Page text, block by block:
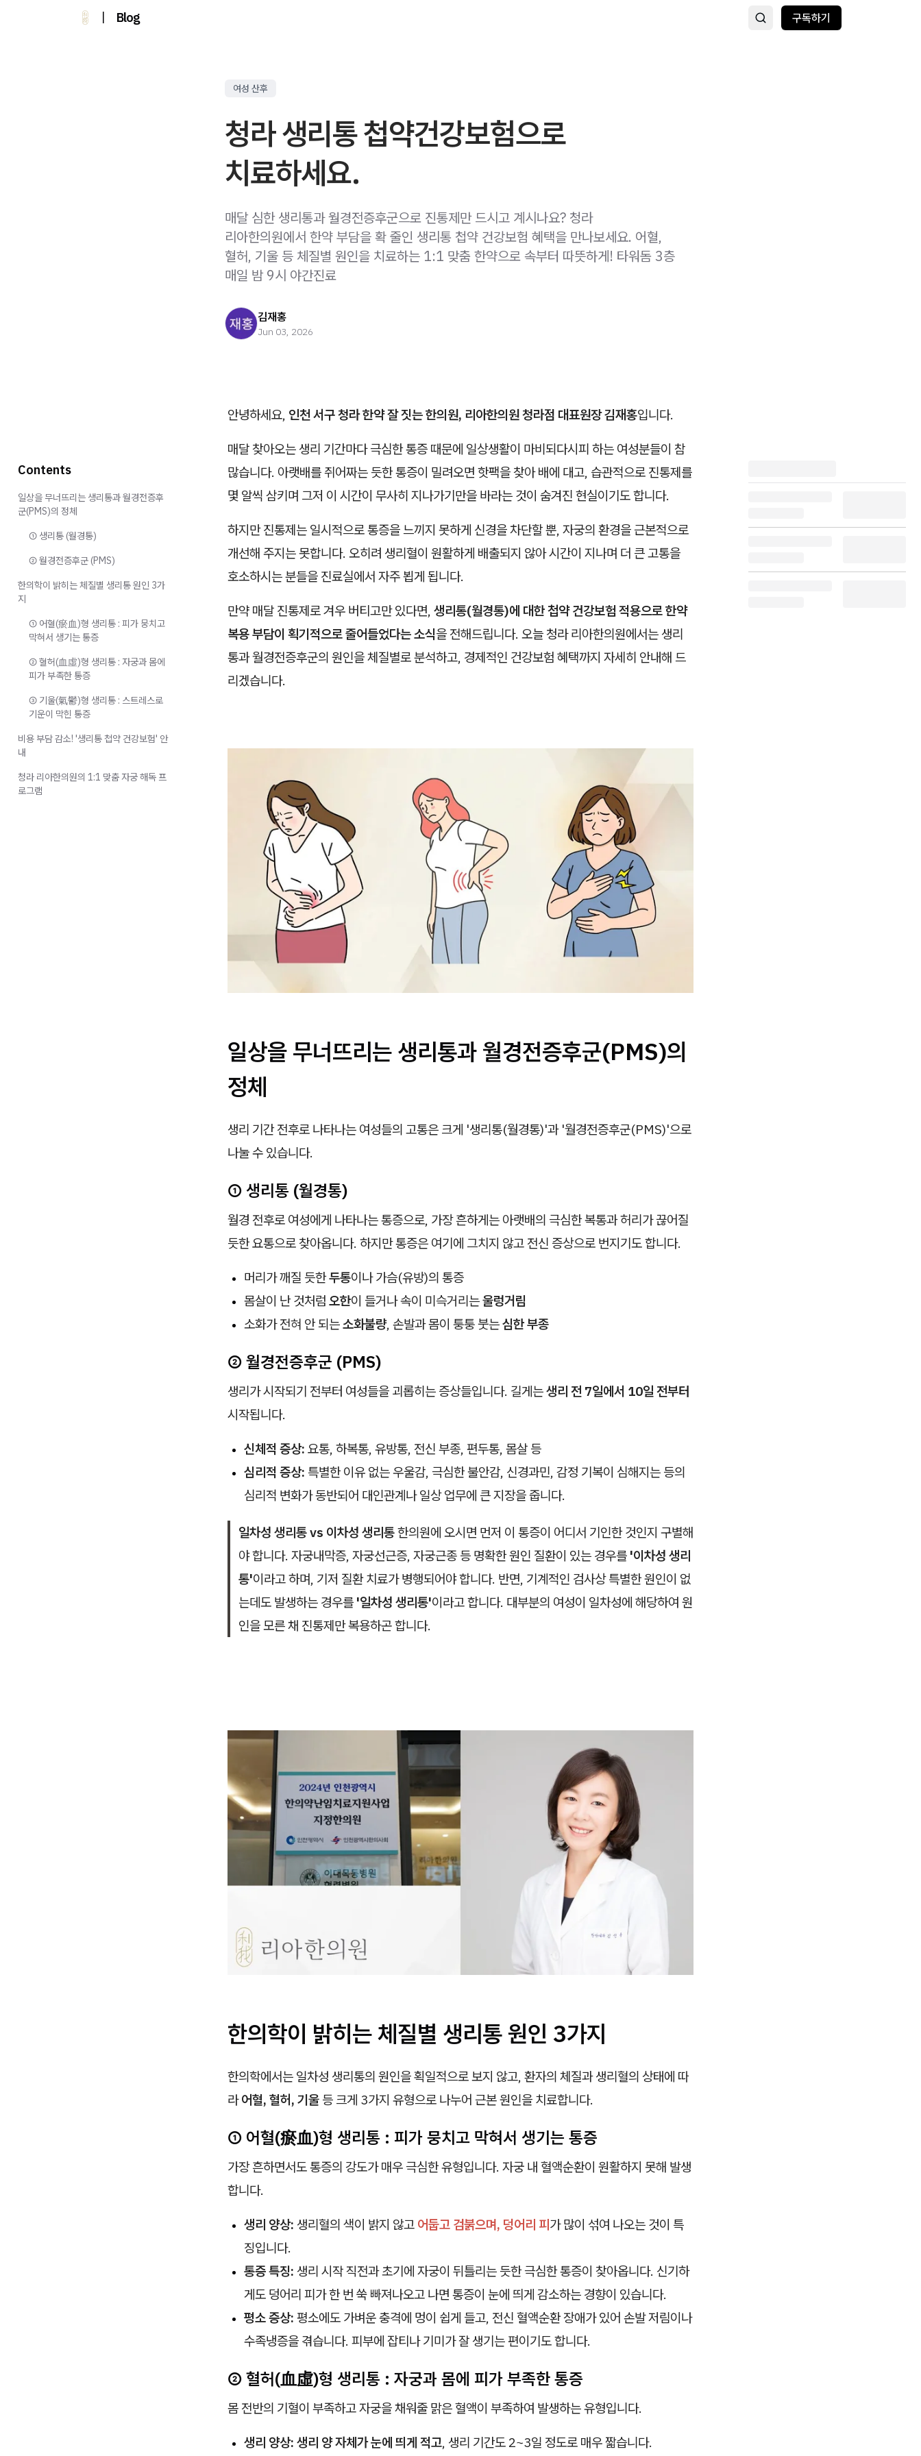
| Blog 구독하기
여성 산후
청라 생리통 첩약건강보험으로
치료하세요.
매달 심한 생리통과 월경전증후군으로 진통제만 드시고 계시나요? 청라
리아한의원에서 한약 부담을 확 줄인 생리통 첩약 건강보험 혜택을 만나보세요. 어혈,
혈허, 기울 등 체질별 원인을 치료하는 1:1 맞춤 한약으로 속부터 따뜻하게! 타워돔 3층
매일 밤 9시 야간진료
김재홍
Jun 03, 2026
안녕하세요, 인천 서구 청라 한약 잘 짓는 한의원, 리아한의원 청라점 대표원장 김재홍입니다.
매달 찾아오는 생리 기간마다 극심한 통증 때문에 일상생활이 마비되다시피 하는 여성분들이 참
많습니다. 아랫배를 쥐어짜는 듯한 통증이 밀려오면 핫팩을 찾아 배에 대고, 습관적으로 진통제를
몇 알씩 삼키며 그저 이 시간이 무사히 지나가기만을 바라는 것이 숨겨진 현실이기도 합니다.
하지만 진통제는 일시적으로 통증을 느끼지 못하게 신경을 차단할 뿐, 자궁의 환경을 근본적으로
개선해 주지는 못합니다. 오히려 생리혈이 원활하게 배출되지 않아 시간이 지나며 더 큰 고통을
호소하시는 분들을 진료실에서 자주 뵙게 됩니다.
만약 매달 진통제로 겨우 버티고만 있다면, 생리통(월경통)에 대한 첩약 건강보험 적용으로 한약
복용 부담이 획기적으로 줄어들었다는 소식을 전해드립니다. 오늘 청라 리아한의원에서는 생리
통과 월경전증후군의 원인을 체질별로 분석하고, 경제적인 건강보험 혜택까지 자세히 안내해 드
리겠습니다.
일상을 무너뜨리는 생리통과 월경전증후군(PMS)의
정체
생리 기간 전후로 나타나는 여성들의 고통은 크게 '생리통(월경통)'과 '월경전증후군(PMS)'으로
나눌 수 있습니다.
① 생리통 (월경통)
월경 전후로 여성에게 나타나는 통증으로, 가장 흔하게는 아랫배의 극심한 복통과 허리가 끊어질
듯한 요통으로 찾아옵니다. 하지만 통증은 여기에 그치지 않고 전신 증상으로 번지기도 합니다.
머리가 깨질 듯한두통이나 가슴(유방)의 통증
몸살이 난 것처럼 오한이 들거나 속이 미슥거리는울렁거림
소화가 전혀 안 되는소화불량, 손발과 몸이 퉁퉁 붓는심한 부종
② 월경전증후군 (PMS)
생리가 시작되기 전부터 여성들을 괴롭히는 증상들입니다. 길게는생리 전 7일에서 10일 전부터
시작됩니다.
신체적 증상: 요통, 하복통, 유방통, 전신 부종, 편두통, 몸살 등
심리적 증상: 특별한 이유 없는 우울감, 극심한 불안감, 신경과민, 감정 기복이 심해지는 등의
심리적 변화가 동반되어 대인관계나 일상 업무에 큰 지장을 줍니다.
일차성 생리통 vs 이차성 생리통한의원에 오시면 먼저 이 통증이 어디서 기인한 것인지 구별해
야 합니다. 자궁내막증, 자궁선근증, 자궁근종 등 명확한 원인 질환이 있는 경우를 '이차성 생리
통'이라고 하며, 기저 질환 치료가 병행되어야 합니다. 반면, 기계적인 검사상 특별한 원인이 없
는데도 발생하는 경우를 '일차성 생리통'이라고 합니다. 대부분의 여성이 일차성에 해당하여 원
인을 모른 채 진통제만 복용하곤 합니다.
한의학이 밝히는 체질별 생리통 원인 3가지
한의학에서는 일차성 생리통의 원인을 획일적으로 보지 않고, 환자의 체질과 생리혈의 상태에 따
라어혈, 혈허, 기울 등 크게 3가지 유형으로 나누어 근본 원인을 치료합니다.
① 어혈(瘀血)형 생리통 : 피가 뭉치고 막혀서 생기는 통증
가장 흔하면서도 통증의 강도가 매우 극심한 유형입니다. 자궁 내 혈액순환이 원활하지 못해 발생
합니다.
생리 양상: 생리혈의 색이 밝지 않고 어둡고 검붉으며, 덩어리 피 가 많이 섞여 나오는 것이 특
징입니다.
통증 특징: 생리 시작 직전과 초기에 자궁이 뒤틀리는 듯한 극심한 통증이 찾아옵니다. 신기하
게도 덩어리 피가 한 번 쑥 빠져나오고 나면 통증이 눈에 띄게 감소하는 경향이 있습니다.
평소 증상: 평소에도 가벼운 충격에 멍이 쉽게 들고, 전신 혈액순환 장애가 있어 손발 저림이나
수족냉증을 겪습니다. 피부에 잡티나 기미가 잘 생기는 편이기도 합니다.
② 혈허(血虛)형 생리통 : 자궁과 몸에 피가 부족한 통증
몸 전반의 기혈이 부족하고 자궁을 채워줄 맑은 혈액이 부족하여 발생하는 유형입니다.
생리 양상: 생리 양 자체가 눈에 띄게 적고, 생리 기간도 2~3일 정도로 매우 짧습니다.
Contents
일상을 무너뜨리는 생리통과 월경전증후
군(PMS)의 정체
① 생리통 (월경통)
② 월경전증후군 (PMS)
한의학이 밝히는 체질별 생리통 원인 3가
지
① 어혈(瘀血)형 생리통 : 피가 뭉치고
막혀서 생기는 통증
② 혈허(血虛)형 생리통 : 자궁과 몸에
피가 부족한 통증
③ 기울(氣鬱)형 생리통 : 스트레스로
기운이 막힌 통증
비용 부담 감소! '생리통 첩약 건강보험' 안
내
청라 리아한의원의 1:1 맞춤 자궁 해독 프
로그램